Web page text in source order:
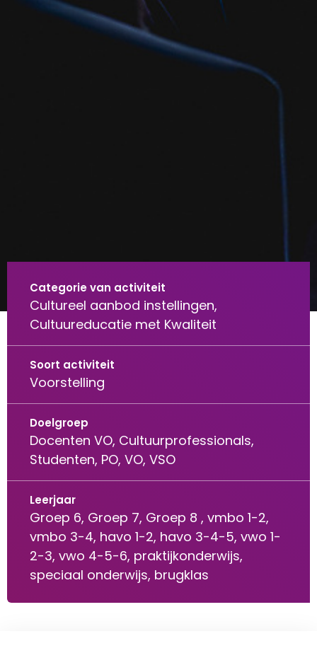
Categorie van activiteit
Cultureel aanbod instellingen,
Cultuureducatie met Kwaliteit
Soort activiteit
Voorstelling
Doelgroep
Docenten VO, Cultuurprofessionals,
Studenten, PO, VO, VSO
Leerjaar
Groep 6, Groep 7, Groep 8 , vmbo 1-2,
vmbo 3-4, havo 1-2, havo 3-4-5, vwo 1-
2-3, vwo 4-5-6, praktijkonderwijs,
speciaal onderwijs, brugklas